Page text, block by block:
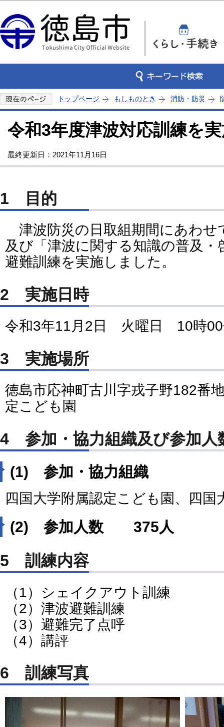
トップページ もしものとき 消防・防災
令和3年度津波対応訓練を
最終更新日：2021年11月16日
1 目的
津波防災の日取組期間にあわせ
及び「津波に関する知識の普及・
避難訓練を実施しました。
2 実施日時
令和3年11月2日 火曜日 10時00
3 実施場所
徳島市応神町古川字戎子野182番
定こども園
4 参加・協力組織及び参加人
(1) 参加・協力組織
四国大学附属認定こども園、四国
(2) 参加人数 375人
5 訓練内容
（1）シェイクアウト訓練
（2）津波避難訓練
（3）避難完了点呼
（4）講評
6 訓練写真